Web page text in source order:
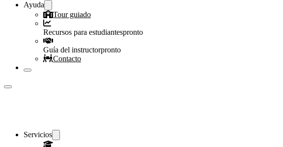
Ayuda
Tour guiado
Recursos para estudiantespronto
Guía del instructorpronto
Contacto
Servicios